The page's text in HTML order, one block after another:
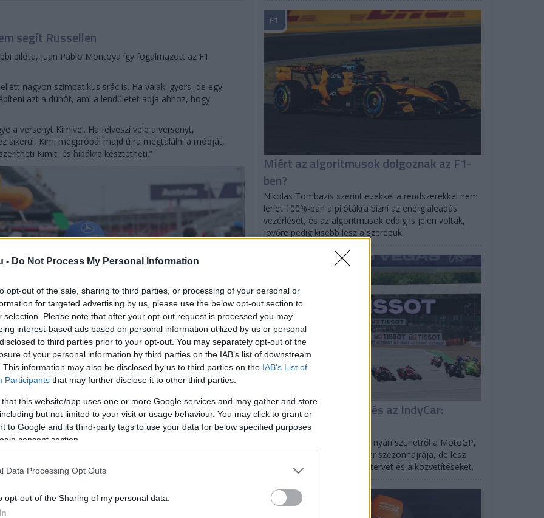
- Do Not Process My Personal Information
opt-out of the sale, sharing to third parties, or processing of your personal or
for targeted advertising by us, please use the below opt-out section to
selection. Please note that after your opt-out request is processed you may
interest-based ads based on personal information utilized by us or personal
to third parties prior to your opt-out. You may separately opt-out of the
of your personal information by third parties on the IAB’s list of downstream
This information may also be disclosed by us to third parties on the IAB’s List of
Participants that may further disclose it to other third parties.
that this website/app uses one or more Google services and may gather and store
but not limited to your visit or usage behaviour. You may click to grant or
to Google and its third-party tags to use your data for below specified purposes
consent section.
Data Processing Opt Outs
opt-out of the Sharing of my personal data.
segít Russellen
pilóta, Juan Pablo Montoya így fogalmazott az F1
nagyon szimpatikus srác is. Ha valaki gyors, de egy
azt a dühöt, ami a lendületet adja ahhoz, hogy
a versenyt Kimivel. Ha felveszi vele a versenyt,
sikerül, Kimi megpróbál majd újra megtalálni a módját,
Kimit, és hibákra késztetheti.”
Miért az algoritmusok dolgoznak az F1-
ben?
Nikolas Tombazis szerint ezekkel a rendszerekkel nem
lehet 100%-ban a pilótákra bízni az energialeadás
vezérlését, és az algoritmusok eddig is jelen voltak,
jövőre pedig kisebb lesz a szerepük.
F1
Visszatér a MotoGP és az IndyCar:
menetrend
Silverstone-ban tér vissza a nyári szünetről a MotoGP,
Portlandban indul az IndyCar szezonhajrája, de lesz
NASCAR is: mutatjuk az időtervet és a közvetítéseket.
F1